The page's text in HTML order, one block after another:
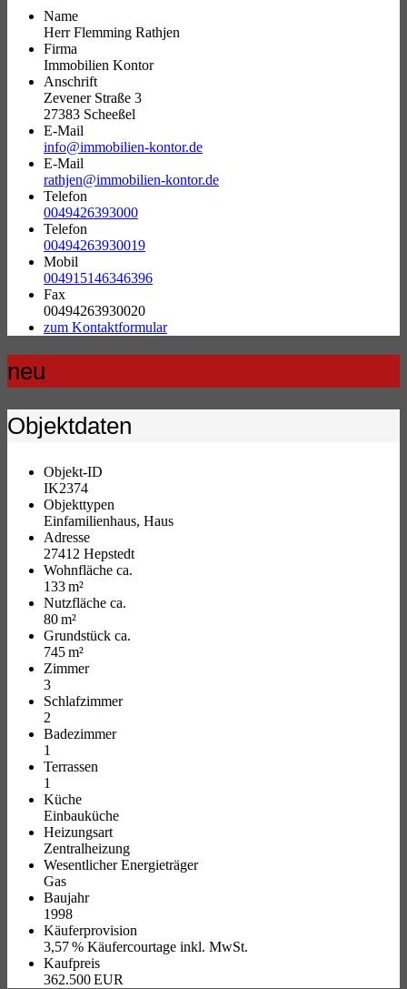
Name
Herr Flemming Rathjen
Firma
Immobilien Kontor
Anschrift
Zevener Straße 3
27383 Scheeßel
E-Mail
info@immobilien-kontor.de
E-Mail
rathjen@immobilien-kontor.de
Telefon
0049426393000
Telefon
00494263930019
Mobil
004915146346396
Fax
00494263930020
zum Kontaktformular
neu
Objektdaten
Objekt-ID
IK2374
Objekttypen
Einfamilienhaus, Haus
Adresse
27412 Hepstedt
Wohnfläche ca.
133 m²
Nutzfläche ca.
80 m²
Grund­stück ca.
745 m²
Zimmer
3
Schlafzimmer
2
Badezimmer
1
Terrassen
1
Küche
Einbauküche
Heizungsart
Zentralheizung
Wesentlicher Energieträger
Gas
Baujahr
1998
Käufer­provision
3,57 % Käufercourtage inkl. MwSt.
Kaufpreis
362.500 EUR